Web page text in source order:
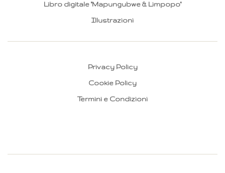
Libro digitale "Mapungubwe & Limpopo"
Illustrazioni
Privacy Policy
Cookie Policy
Termini e Condizioni